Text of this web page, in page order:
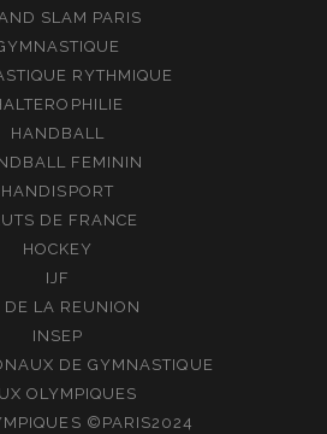
SLAM PARIS
RYTHMIQUE
HANDBALL
FEMININ
HANDISPORT
DE FRANCE
HOCKEY
IJF
DE LA REUNION
INSEP
DE GYMNASTIQUE
OLYMPIQUES
©PARIS2024